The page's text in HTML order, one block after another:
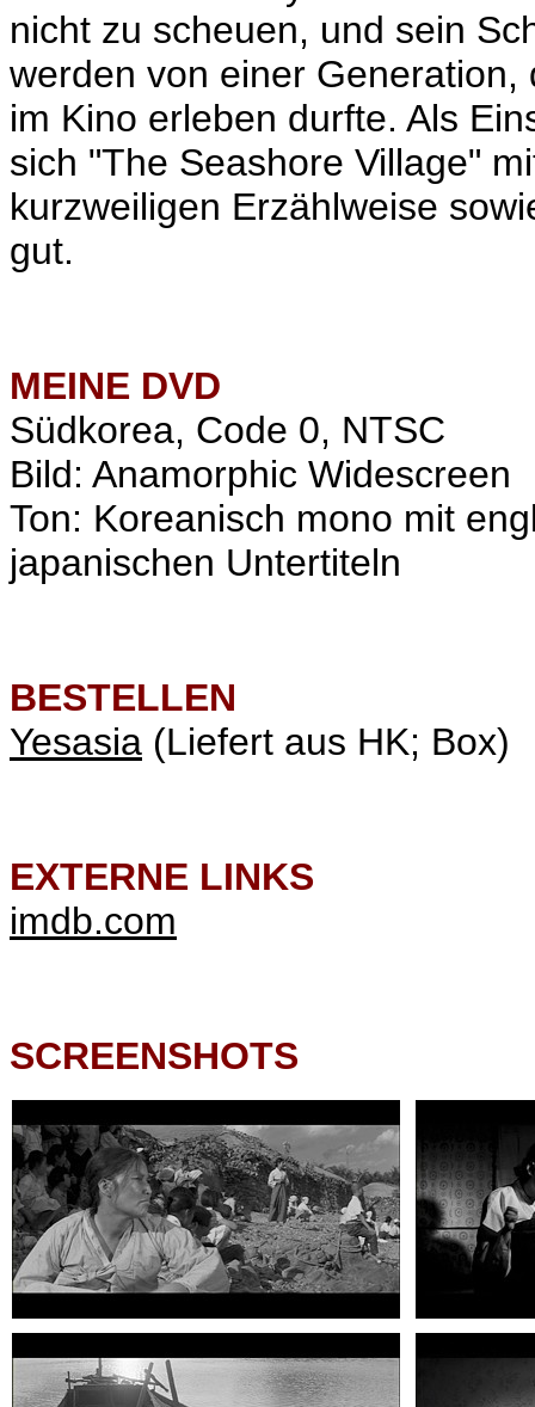
nicht zu scheuen, und sein
werden von einer
im Kino erleben durfte. Als
sich "The Seashore Village"
kurzweiligen Erzählweise
gut.
MEINE DVD
Südkorea, Code 0, NTSC
Bild: Anamorphic Widescreen
Ton: Koreanisch mono mit
japanischen Untertiteln
BESTELLEN
Yesasia (Liefert aus HK; Box)
EXTERNE LINKS
imdb.com
SCREENSHOTS